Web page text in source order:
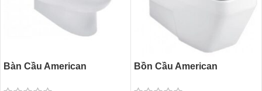
Bàn Cầu American
Bồn Cầu American